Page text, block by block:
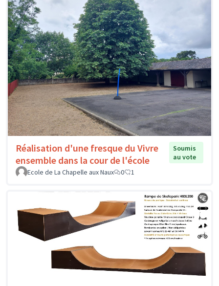
Réalisation d'une fresque du Vivre
ensemble dans la cour de l'école
Soumis
au vote
Ecole de La Chapelle aux Naux
0 1